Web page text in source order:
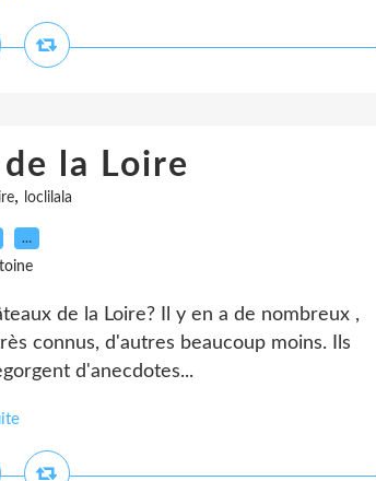
la Loire
, loclilala
…
de la Loire? Il y en a de nombreux ,
connus, d'autres beaucoup moins. Ils
d'anecdotes...